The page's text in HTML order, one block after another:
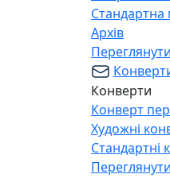
Стандартна
Архів
Конверти
Конверт
Художні
Стандартні